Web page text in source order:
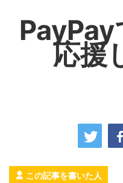
PayPay
応援
この記事を書いた人